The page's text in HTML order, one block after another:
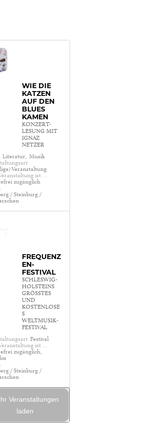
[HOb45knnJ]
WIE DIE
KATZEN
AUF DEN
BLUES
KAMEN
KONZERT-
LESUNG MIT
IGNAZ
NETZER
Literatur, Musik
Veranstaltung
ist …
zugänglich
/ Steinburg /
FREQUENZ
EN-
FESTIVAL
SCHLESWIG-
HOLSTEINS
GRÖSSTES U
ND K
OSTENLOSES
W
ELTMUSIK-F
ESTIVAL
Festival
ist …
zugänglich,
/ Steinburg /
Veranstaltungen
laden